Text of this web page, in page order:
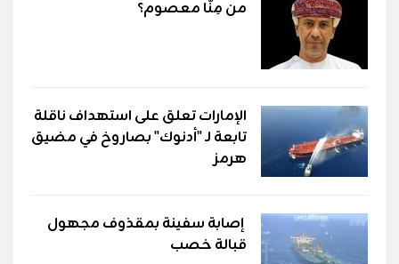
من مِنَّا معصوم؟
الإمارات تعلق على استهداف ناقلة
تابعة لـ "أدنوك" بصاروخ في مضيق
هرمز
إصابة سفينة بمقذوف مجهول
قبالة خصب